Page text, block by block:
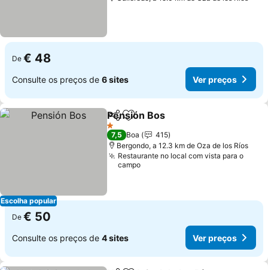
De € 48
Consulte os preços de 6 sites Ver preços
Escolha popular
PartilharAdicionar aos favoritos
Pensión Bos
1 Estrelas
7,5 Boa
415
Bergondo, a 12.3 km de Oza de los Ríos
Restaurante no local com vista para o
campo
De € 50
Consulte os preços de 4 sites Ver preços